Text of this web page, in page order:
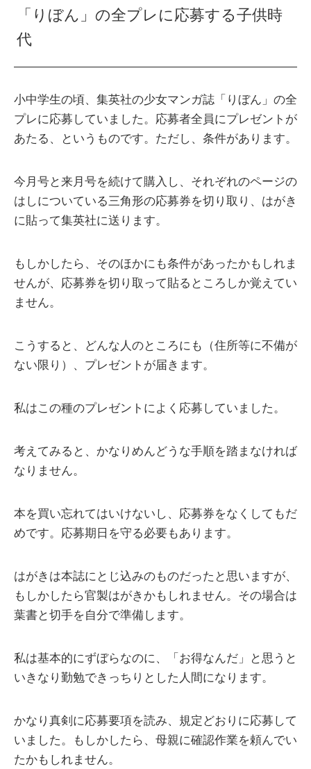
「りぼん」の全プレに応募する子供時
代
小中学生の頃、集英社の少女マンガ誌「りぼん」の全
プレに応募していました。応募者全員にプレゼントが
あたる、というものです。ただし、条件があります。
今月号と来月号を続けて購入し、それぞれのページの
はしについている三角形の応募券を切り取り、はがき
に貼って集英社に送ります。
もしかしたら、そのほかにも条件があったかもしれま
せんが、応募券を切り取って貼るところしか覚えてい
ません。
こうすると、どんな人のところにも（住所等に不備が
ない限り）、プレゼントが届きます。
私はこの種のプレゼントによく応募していました。
考えてみると、かなりめんどうな手順を踏まなければ
なりません。
本を買い忘れてはいけないし、応募券をなくしてもだ
めです。応募期日を守る必要もあります。
はがきは本誌にとじ込みのものだったと思いますが、
もしかしたら官製はがきかもしれません。その場合は
葉書と切手を自分で準備します。
私は基本的にずぼらなのに、「お得なんだ」と思うと
いきなり勤勉できっちりとした人間になります。
かなり真剣に応募要項を読み、規定どおりに応募して
いました。もしかしたら、母親に確認作業を頼んでい
たかもしれません。